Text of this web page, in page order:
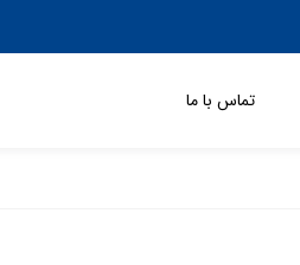
تماس با ما